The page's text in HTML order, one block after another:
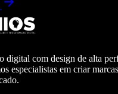
digital com design de alta
especialistas em criar